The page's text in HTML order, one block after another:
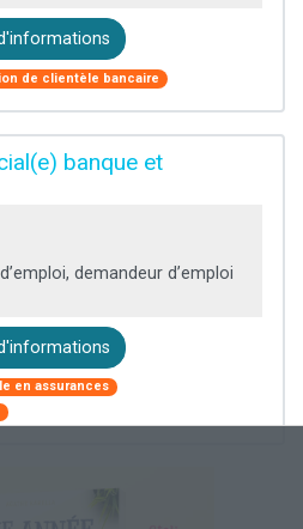
de clientèle bancaire
banque et
demandeur d’emploi
en assurances